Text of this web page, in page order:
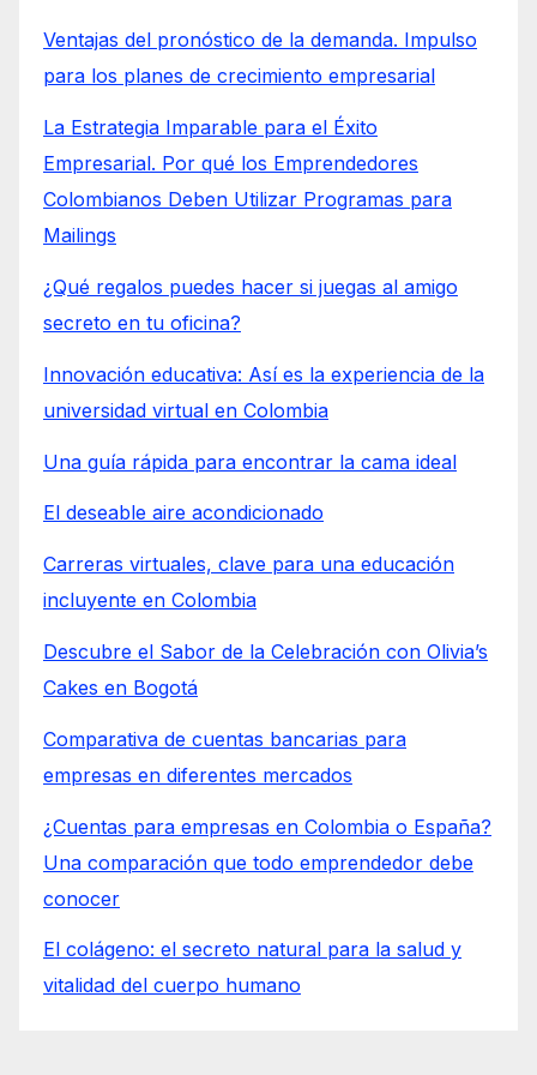
Ventajas del pronóstico de la demanda. Impulso
para los planes de crecimiento empresarial
La Estrategia Imparable para el Éxito
Empresarial. Por qué los Emprendedores
Colombianos Deben Utilizar Programas para
Mailings
¿Qué regalos puedes hacer si juegas al amigo
secreto en tu oficina?
Innovación educativa: Así es la experiencia de la
universidad virtual en Colombia
Una guía rápida para encontrar la cama ideal
El deseable aire acondicionado
Carreras virtuales, clave para una educación
incluyente en Colombia
Descubre el Sabor de la Celebración con Olivia’s
Cakes en Bogotá
Comparativa de cuentas bancarias para
empresas en diferentes mercados
¿Cuentas para empresas en Colombia o España?
Una comparación que todo emprendedor debe
conocer
El colágeno: el secreto natural para la salud y
vitalidad del cuerpo humano